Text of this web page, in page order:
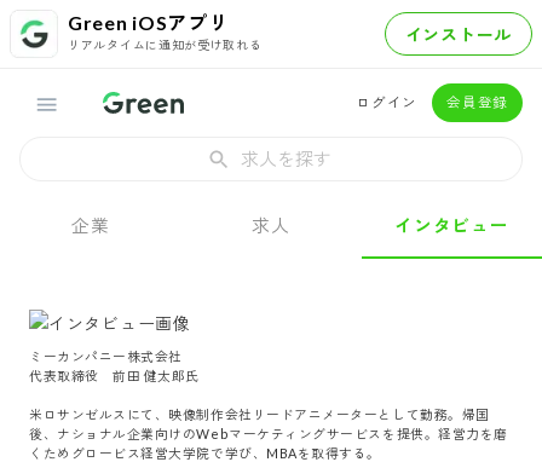
Green iOSアプリ
リアルタイムに通知が受け取れる インストール
ログイン 会員登録
求人を探す
企業 求人 インタビュー
ミーカンパニー株式会社
代表取締役　前田 健太郎氏
米ロサンゼルスにて、映像制作会社リードアニメーターとして勤務。帰国
後、ナショナル企業向けのWebマーケティングサービスを提供。経営力を磨
くためグロービス経営大学院で学び、MBAを取得する。